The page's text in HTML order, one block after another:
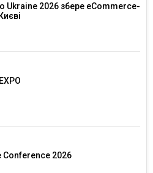
Ukraine 2026 збере eCommerce-
2026